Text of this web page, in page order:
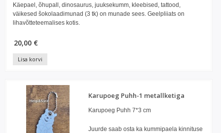
Käepael, õhupall, dinosaurus, juuksekumm, kleebised, tattood,
väikesed šokolaadimunad (3 tk) on munade sees. Geelpliiats on
lihavõtteteemalises kotis.
20,00 €
Lisa korvi
Karupoeg Puhh-1 metallketiga
Karupoeg Puhh 7*3 cm
Juurde saab osta ka kummipaela kinnituse